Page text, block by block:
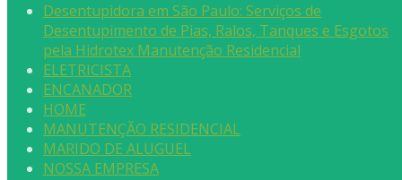
Desentupidora em São Paulo: Serviços de
Desentupimento de Pias, Ralos, Tanques e Esgotos
pela Hidrotex Manutenção Residencial
ELETRICISTA
ENCANADOR
HOME
MANUTENÇÃO RESIDENCIAL
MARIDO DE ALUGUEL
NOSSA EMPRESA